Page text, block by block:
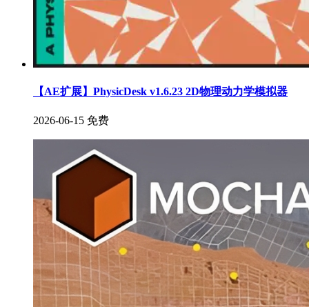
【AE扩展】PhysicDesk v1.6.23 2D物理动力学模拟器
2026-06-15 免费